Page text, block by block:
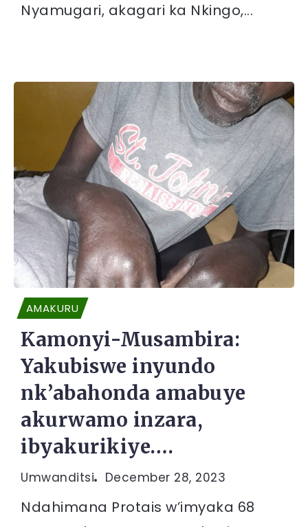
Nyamugari, akagari ka Nkingo,...
AMAKURU
Kamonyi-Musambira:
Yakubiswe inyundo
nk’abahonda amabuye
akurwamo inzara,
ibyakurikiye….
Umwanditsi December 28, 2023
Ndahimana Protais w’imyaka 68